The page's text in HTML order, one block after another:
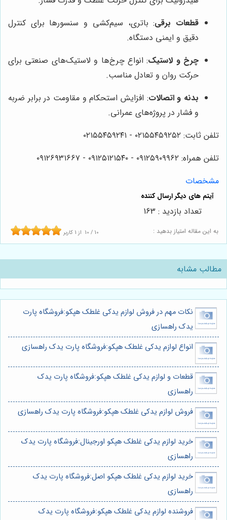
قطعات برقی: باتری، سیم‌کشی و سنسورها برای کنترل
دقیق و ایمنی دستگاه.
چرخ و لاستیک: انواع چرخ‌ها و لاستیک‌های صنعتی برای
حرکت روان و تعادل مناسب.
بدنه و اتصالات: افزایش استحکام و مقاومت در برابر ضربه
و فشار در پروژه‌های عمرانی.
تلفن ثابت: ۰۲۱۵۵۴۵۹۲۵۲ - ۰۲۱۵۵۴۵۹۲۴۱
تلفن همراه: ۰۹۱۲۵۹۰۹۹۶۲ - ۰۹۱۲۵۱۲۱۵۴۰‌‌‌ - ۰۹۱۲۶۹۳۱۶۶۷
مشخصات
به این مقاله امتیاز بدهید : 10 / 10 از 1 کاربر
تعداد بازدید : 163
مطالب مشابه
نکات مهم در فروش لوازم یدکی غلطک هپکو:فروشگاه پارت
یدک راهسازی
انواع لوازم یدکی غلطک هپکو:فروشگاه پارت یدک راهسازی
قطعات و لوازم یدکی غلطک هپکو:فروشگاه پارت یدک
راهسازی
فروش لوازم یدکی غلطک هپکو:فروشگاه پارت یدک راهسازی
خرید لوازم یدکی غلطک هپکو اورجینال:فروشگاه پارت یدک
راهسازی
خرید لوازم یدکی غلطک هپکو اصل:فروشگاه پارت یدک
راهسازی
فروشنده لوازم یدکی غلطک هپکو:فروشگاه پارت یدک